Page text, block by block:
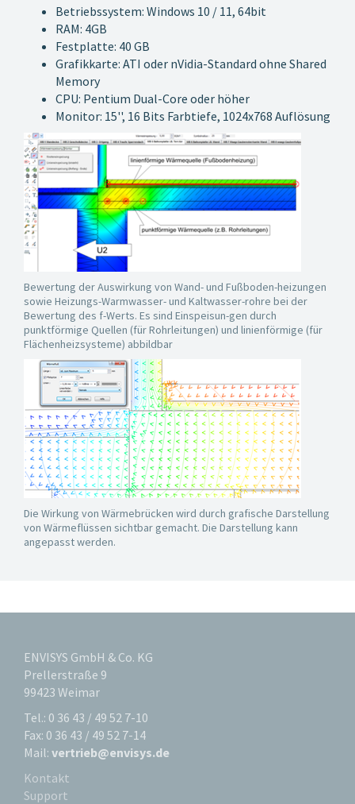
Betriebssystem: Windows 10 / 11, 64bit
RAM: 4GB
Festplatte: 40 GB
Grafikkarte: ATI oder nVidia-Standard ohne Shared
Memory
CPU: Pentium Dual-Core oder höher
Monitor: 15'', 16 Bits Farbtiefe, 1024x768 Auflösung
Bewertung der Auswirkung von Wand- und Fußboden-heizungen
sowie Heizungs-Warmwasser- und Kaltwasser-rohre bei der
Bewertung des f-Werts. Es sind Einspeisun-gen durch
punktförmige Quellen (für Rohrleitungen) und linienförmige (für
Flächenheizsysteme) abbildbar
Die Wirkung von Wärmebrücken wird durch grafische Darstellung
von Wärmeflüssen sichtbar gemacht. Die Darstellung kann
angepasst werden.
ENVISYS GmbH & Co. KG
Prellerstraße 9
99423 Weimar
Tel.: 0 36 43 / 49 52 7-10
Fax: 0 36 43 / 49 52 7-14
Mail: vertrieb@envisys.de
Kontakt
Support